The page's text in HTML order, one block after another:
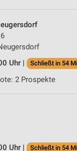
Uhr |
Schließt in 54
2 Prospekte
Uhr |
Schließt in 54